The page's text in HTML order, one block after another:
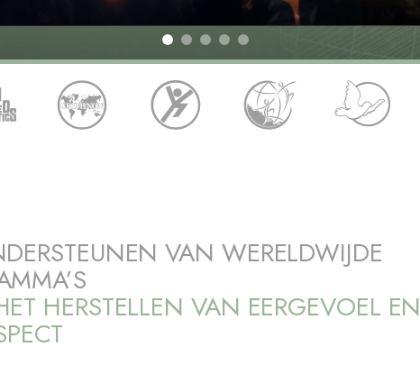
VAN WERELDWIJDE
HERSTELLEN VAN EERGEVOEL EN